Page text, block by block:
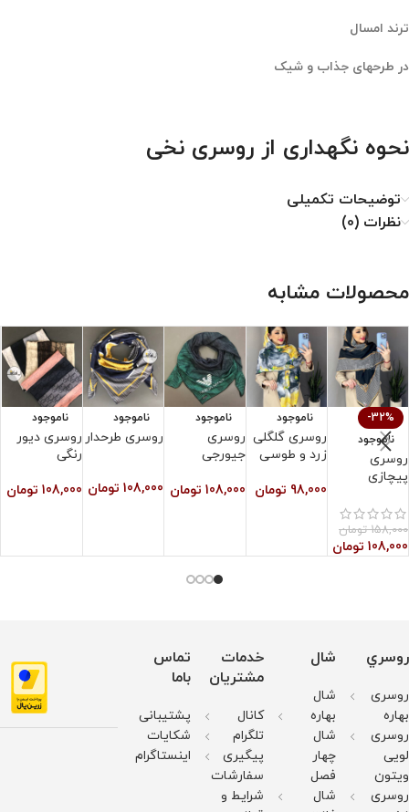
ترند امسال
در طرحهای جذاب و شیک
نحوه نگهداری از روسری نخی
توضیحات تکمیلی
نظرات (0)
محصولات مشابه
-32%
ناموجود
روسری
پیچازی
158,000 تومان
108,000 تومان
ناموجود
روسری گلگلی
زرد و طوسی
98,000 تومان
ناموجود
روسری
جیورجی
108,000 تومان
ناموجود
روسری طرحدار
108,000 تومان
ناموجود
روسری دیور
رنگی
108,000 تومان
روسري
روسری
بهاره
روسری
لویی
ویتون
روسری
شال
شال
بهاره
شال
چهار
فصل
شال
خدمات
مشتریان
کانال
تلگرام
پیگیری
سفارشات
شرایط و
تماس
باما
پشتیبانی
شکایات
اینستاگرام